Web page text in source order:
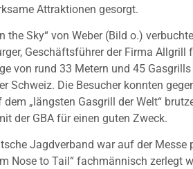
Attraktionen gesorgt.
the Sky“ von Weber (Bild o.)
Geschäftsführer der Firma Allgrill
von rund 33 Metern und 45
Schweiz. Die Besucher konnten
„längsten Gasgrill der Welt“
der GBA für einen guten Zweck.
Jagdverband war auf der Messe
Nose to Tail“ fachmännisch zerlegt